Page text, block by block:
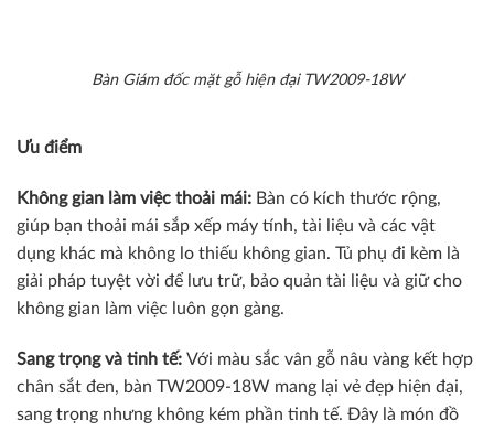
Bàn Giám đốc mặt gỗ hiện đại TW2009-18W
Ưu điểm
Không gian làm việc thoải mái: Bàn có kích thước rộng,
giúp bạn thoải mái sắp xếp máy tính, tài liệu và các vật
dụng khác mà không lo thiếu không gian. Tủ phụ đi kèm là
giải pháp tuyệt vời để lưu trữ, bảo quản tài liệu và giữ cho
không gian làm việc luôn gọn gàng.
Sang trọng và tinh tế: Với màu sắc vân gỗ nâu vàng kết hợp
chân sắt đen, bàn TW2009-18W mang lại vẻ đẹp hiện đại,
sang trọng nhưng không kém phần tinh tế. Đây là món đồ